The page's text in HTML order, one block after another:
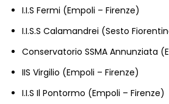
I.I.S Fermi (Empoli – Firenze)
I.I.S.S Calamandrei (Sesto
Conservatorio SSMA Annunziata
IIS Virgilio (Empoli – Firenze)
I.I.S Il Pontormo (Empoli – Firenze)